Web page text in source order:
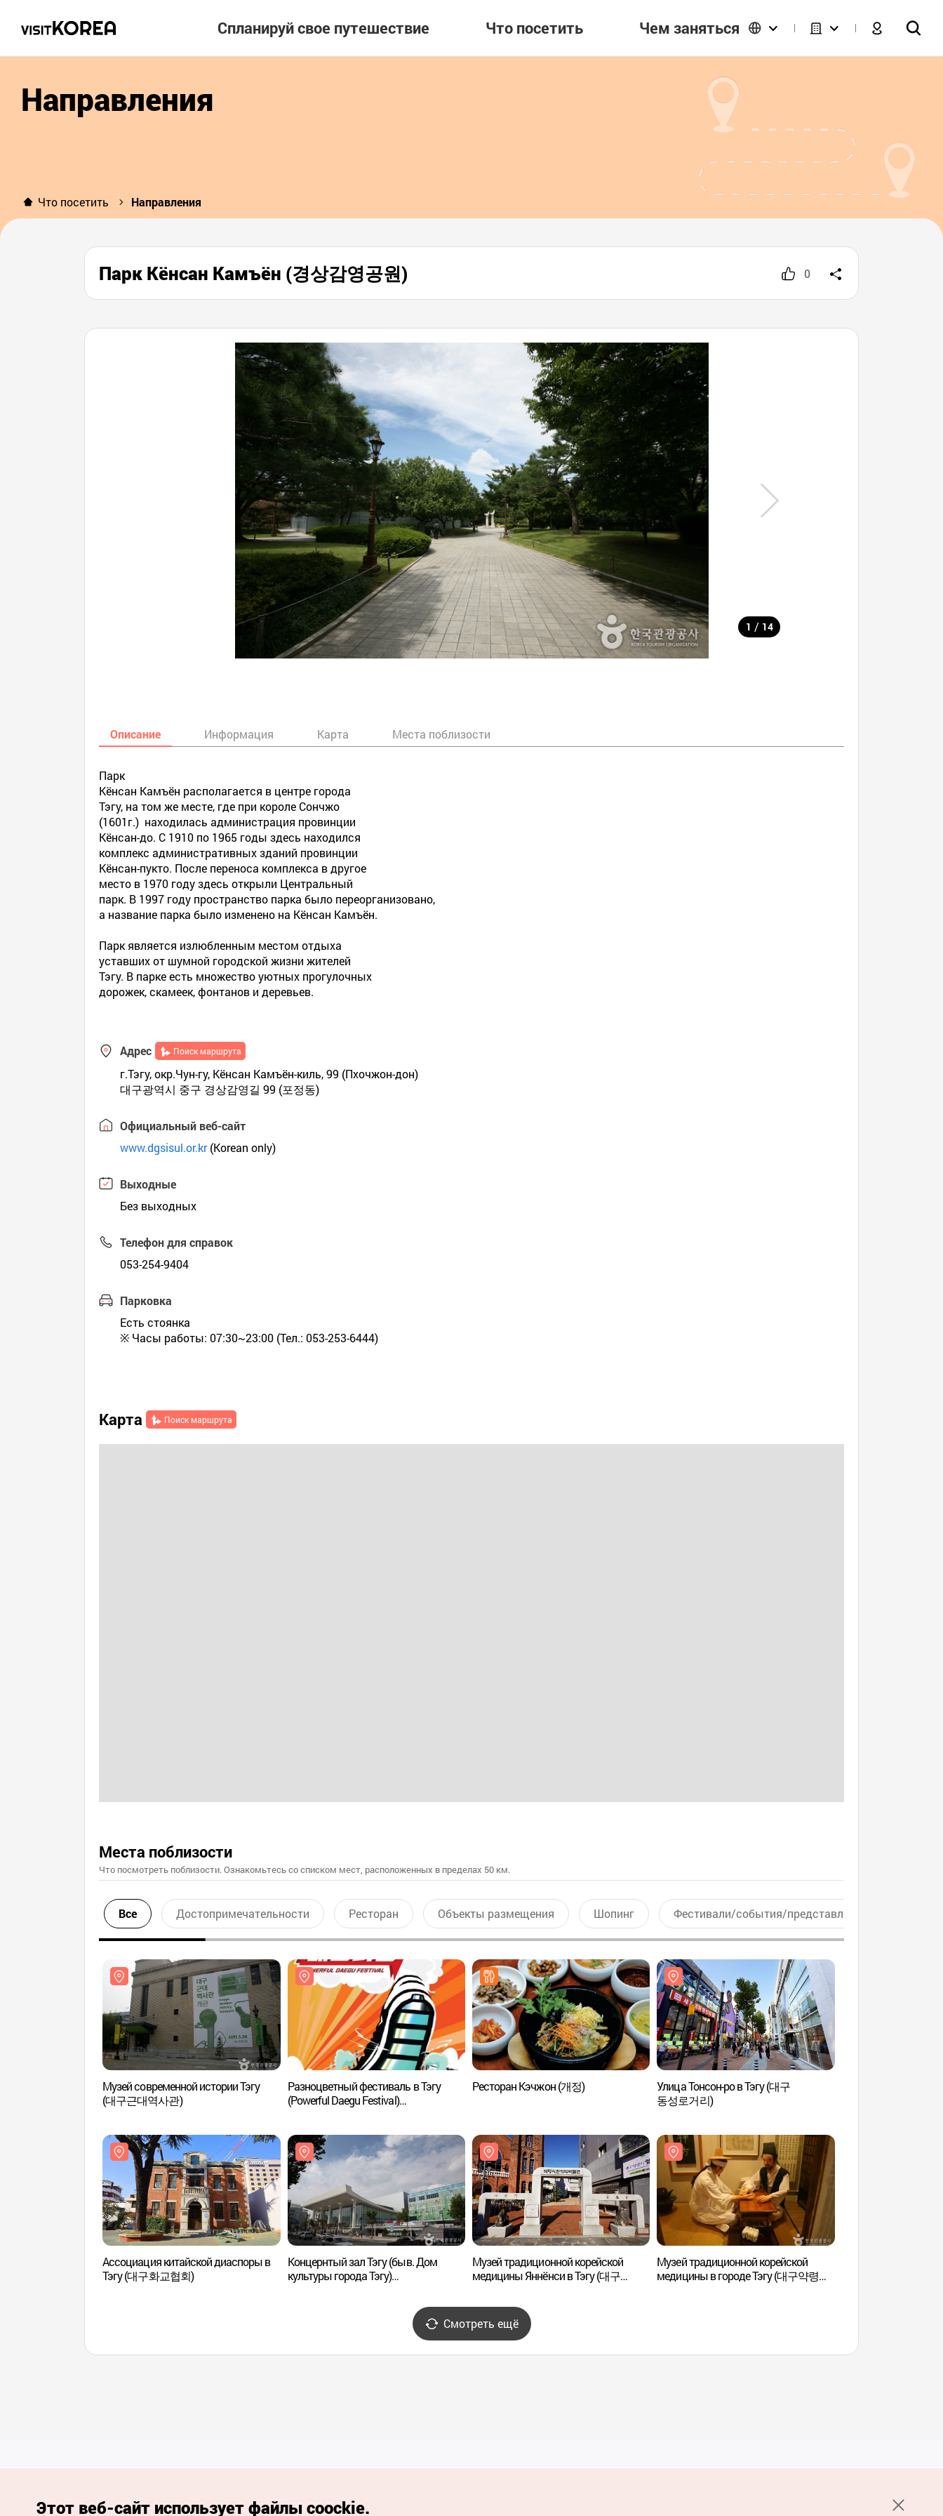
Спланируй свое путешествие Что посетить Чем заняться
Направления
Что посетить Направления
Парк Кёнсан Камъён (경상감영공원) 0
1 / 14
Описание Информация Карта Места поблизости
Парк
Кёнсан Камъён располагается в центре города
Тэгу, на том же месте, где при короле Сончжо
(1601г.) находилась администрация провинции
Кёнсан-до. С 1910 по 1965 годы здесь находился
комплекс административных зданий провинции
Кёнсан-пукто. После переноса комплекса в другое
место в 1970 году здесь открыли Центральный
парк. В 1997 году пространство парка было переорганизовано,
а название парка было изменено на Кёнсан Камъён.
Парк является излюбленным местом отдыха
уставших от шумной городской жизни жителей
Тэгу. В парке есть множество уютных прогулочных
дорожек, скамеек, фонтанов и деревьев.
Адрес Поиск маршрута
г.Тэгу, окр.Чун-гу, Кёнсан Камъён-киль, 99 (Пхочжон-дон)
대구광역시 중구 경상감영길 99 (포정동)
Официальный веб-сайт
www.dgsisul.or.kr(Korean only)
Выходные
Без выходных
Телефон для справок
053-254-9404
Парковка
Есть стоянка
※ Часы работы: 07:30~23:00 (Тел.: 053-253-6444)
Карта Поиск маршрута
Места поблизости
Что посмотреть поблизости. Ознакомьтесь со списком мест, расположенных в пределах 50 км.
Все Достопримечательности Ресторан Объекты размещения Шопинг Фестивали/события/представления
Музей современной истории Тэгу
(대구근대역사관)
Разноцветный фестиваль в Тэгу
(Powerful Daegu Festival)
Ресторан Кэчжон (개정)
Улица Тонсон-ро в Тэгу (대구
동성로거리)
Ассоциация китайской диаспоры в
Тэгу (대구화교협회)
Концернтый зал Тэгу (быв. Дом
культуры города Тэгу)
Музей традиционной корейской
медицины Яннёнси в Тэгу (대구
Музей традиционной корейской
медицины в городе Тэгу (대구약령시
Смотреть ещё
Этот веб-сайт использует файлы coockie.